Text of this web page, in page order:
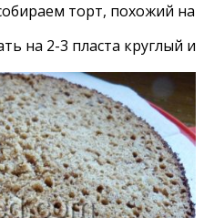
торт, похожий на
на 2-3 пласта круглый и